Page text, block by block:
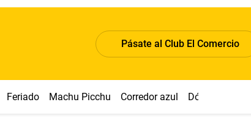
Pásate al Club El Comercio
Feriado Machu Picchu Corredor azul Dólar